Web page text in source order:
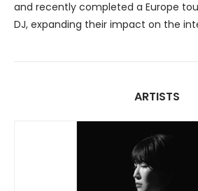
and recently completed a Europe
DJ, expanding their impact on the
ARTISTS